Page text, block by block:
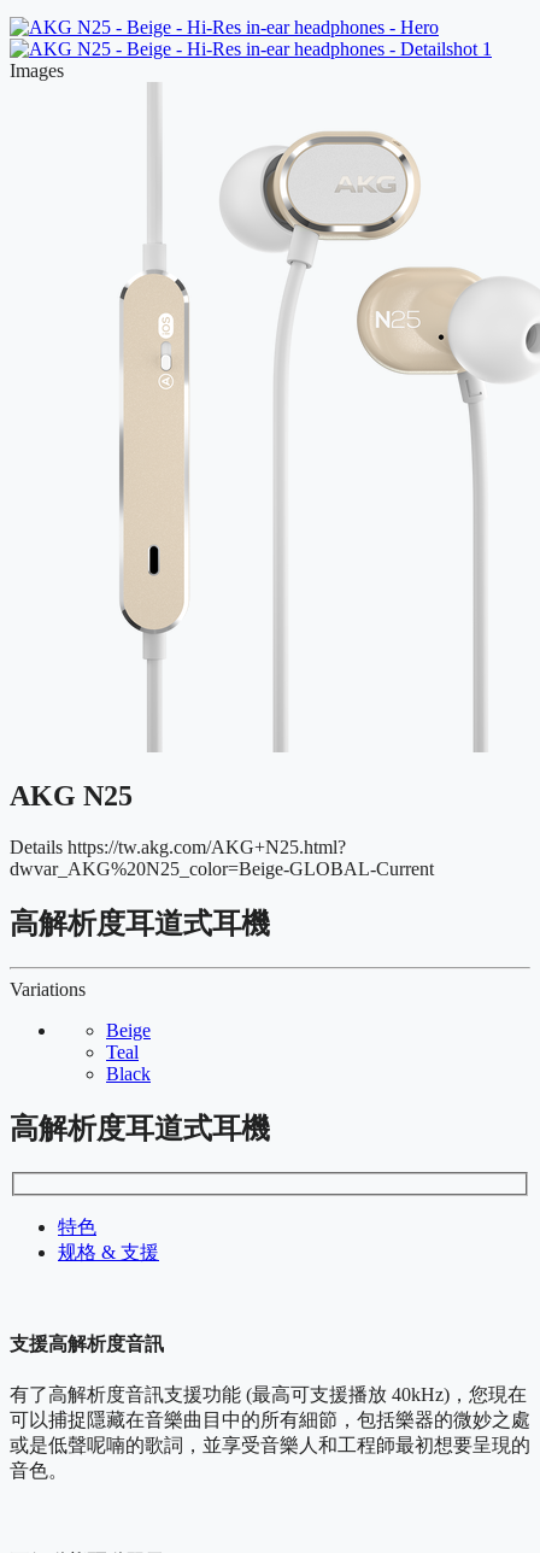
Images
AKG N25
Details https://tw.akg.com/AKG+N25.html?
dwvar_AKG%20N25_color=Beige-GLOBAL-Current
高解析度耳道式耳機
Variations
Beige
Teal
Black
高解析度耳道式耳機
特色
规格 & 支援
支援高解析度音訊
有了高解析度音訊支援功能 (最高可支援播放 40kHz)，您現在
可以捕捉隱藏在音樂曲目中的所有細節，包括樂器的微妙之處
或是低聲呢喃的歌詞，並享受音樂人和工程師最初想要呈現的
音色。